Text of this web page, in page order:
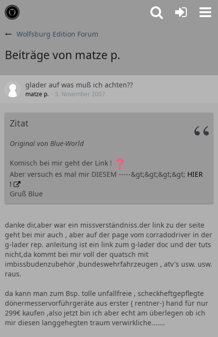
Wolfsburg Edition Forum
Beiträge von matze p.
glader auf was muß ich achten??
matze p. 5. November 2007
Zitat
Original von Blue-World
Komisch bei mir geht der Link !
Aber versuch es mal mir DIESEM -----&gt;&gt;&gt;&gt; HIER
!
Gruß Blue
danke dir,aber war ein missverständniss.der link zu der seite
geht bei mir auch , aber auf der page vom corradodriver in der
g-lader rep. anleitung ist ein link zum g-lader doc und der tuts
nicht,da kommt bei mir voll der quatsch mit
imbissbudenzubehör ,bundeswehrfahrzeugen , atv's usw. usw.
raus.
da kann man zum Bsp. tolle unfallfreie , scheckheftgepflegte
dönermesservorführgeräte aus erster ( rentner-) hand für nur
299€ kaufen ,also jetzt bin ich aber echt am überlegen ob ich
mir diesen langgehegten traum verwirkliche.......